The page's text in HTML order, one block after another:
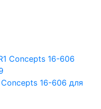
Concepts 16-606 для